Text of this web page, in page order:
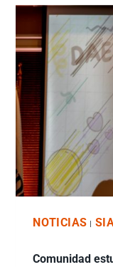
NOTICIAS
Comunidad